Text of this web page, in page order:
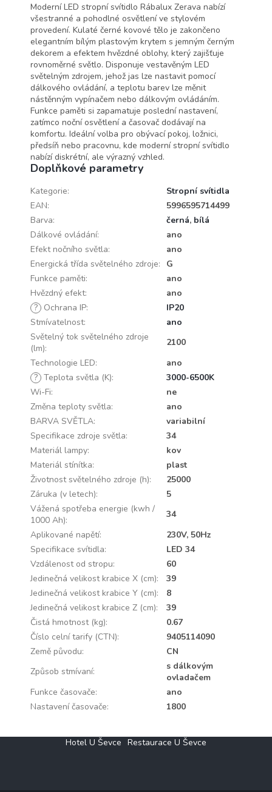
Moderní LED stropní svítidlo Rábalux Zerava nabízí
všestranné a pohodlné osvětlení ve stylovém
provedení. Kulaté černé kovové tělo je zakončeno
elegantním bílým plastovým krytem s jemným černým
dekorem a efektem hvězdné oblohy, který zajišťuje
rovnoměrné světlo. Disponuje vestavěným LED
světelným zdrojem, jehož jas lze nastavit pomocí
dálkového ovládání, a teplotu barev lze měnit
nástěnným vypínačem nebo dálkovým ovládáním.
Funkce paměti si zapamatuje poslední nastavení,
zatímco noční osvětlení a časovač dodávají na
komfortu. Ideální volba pro obývací pokoj, ložnici,
předsíň nebo pracovnu, kde moderní stropní svítidlo
nabízí diskrétní, ale výrazný vzhled.
Doplňkové parametry
Kategorie:
Stropní svítidla
EAN:
5996595714499
Barva: černá, bílá
Dálkové ovládání:
ano
Efekt nočního světla:
ano
Energická třída světelného zdroje:
G
Funkce paměti:
ano
Hvězdný efekt:
ano
? Ochrana IP:
IP20
Stmívatelnost:
ano
Světelný tok světelného zdroje
(lm):
2100
Technologie LED:
ano
? Teplota světla (K):
3000-6500K
Wi-Fi:
ne
Změna teploty světla:
ano
BARVA SVĚTLA:
variabilní
Specifikace zdroje světla:
34
Materiál lampy:
kov
Materiál stínítka:
plast
Životnost světelného zdroje (h):
25000
Záruka (v letech):
5
Vážená spotřeba energie (kwh /
1000 Ah):
34
Aplikované napětí:
230V, 50Hz
Specifikace svítidla:
LED 34
Vzdálenost od stropu:
60
Jedinečná velikost krabice X (cm):
39
Jedinečná velikost krabice Y (cm):
8
Jedinečná velikost krabice Z (cm):
39
Čistá hmotnost (kg):
0.67
Číslo celní tarify (CTN):
9405114090
Země původu:
CN
Způsob stmívaní:
s dálkovým
ovladačem
Funkce časovače:
ano
Nastavení časovače: 1800
Hotel U Ševce Restaurace U Ševce